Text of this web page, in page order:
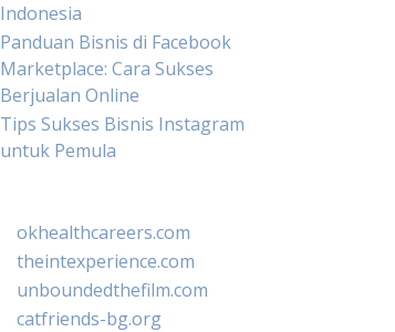
Indonesia
Panduan Bisnis di Facebook
Marketplace: Cara Sukses
Berjualan Online
Tips Sukses Bisnis Instagram
untuk Pemula
okhealthcareers.com
theintexperience.com
unboundedthefilm.com
catfriends-bg.org